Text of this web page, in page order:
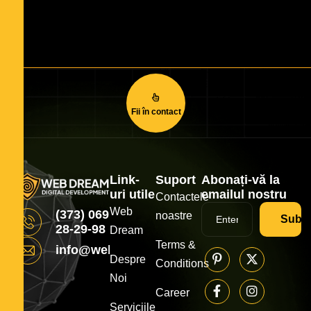
Fii în contact
(373) 069
28-29-98
info@webdream.md
Link-
uri utile
Web
Dream
Despre
Noi
Serviciile
Suport
Contactele
noastre
Terms &
Conditions
Career
Abonați-vă la
emailul nostru